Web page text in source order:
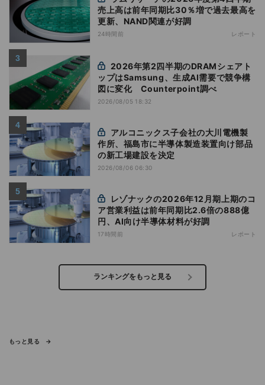
売上高は前年同期比30％増で過去最高を
更新、NAND関連が好調
24時間前 レポート
ップはSamsung、生成AI需要で競争構
図に変化 Counterpoint調べ
2026/08/05 18:32
作所、福島市に半導体製造装置向け部品
の新工場建設を決定
2026/08/06 06:30
ア営業利益は前年同期比2.6倍の888億
円、AI向け半導体材料が好調
17時間前 レポート
ランキングをもっと見る
もっと見る